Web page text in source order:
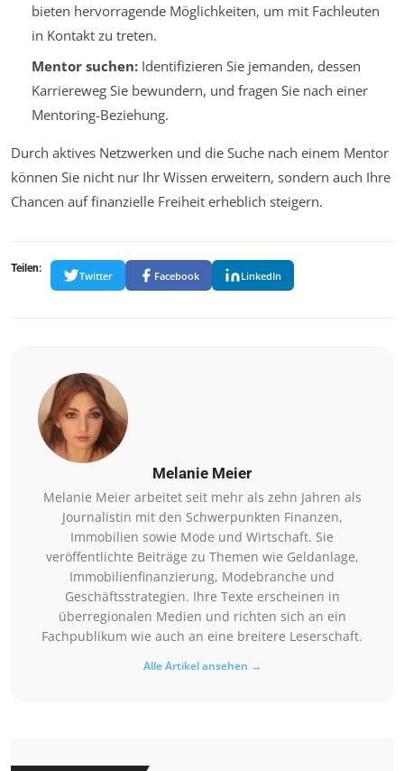
bieten hervorragende Möglichkeiten, um mit Fachleuten
in Kontakt zu treten.
Mentor suchen:Identifizieren Sie jemanden, dessen
Karriereweg Sie bewundern, und fragen Sie nach einer
Mentoring-Beziehung.
Durch aktives Netzwerken und die Suche nach einem Mentor
können Sie nicht nur Ihr Wissen erweitern, sondern auch Ihre
Chancen auf finanzielle Freiheit erheblich steigern.
Teilen:
Twitter Facebook LinkedIn
Melanie Meier
Melanie Meier arbeitet seit mehr als zehn Jahren als
Journalistin mit den Schwerpunkten Finanzen,
Immobilien sowie Mode und Wirtschaft. Sie
veröffentlichte Beiträge zu Themen wie Geldanlage,
Immobilienfinanzierung, Modebranche und
Geschäftsstrategien. Ihre Texte erscheinen in
überregionalen Medien und richten sich an ein
Fachpublikum wie auch an eine breitere Leserschaft.
Alle Artikel ansehen →